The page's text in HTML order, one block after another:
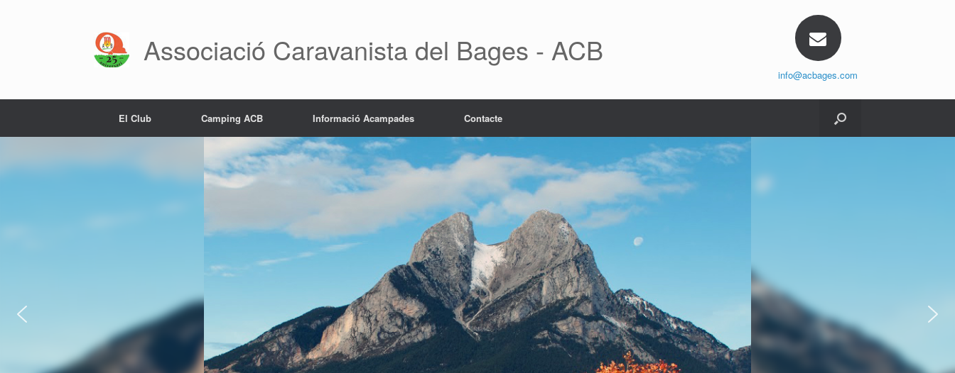
Associació Caravanista del Bages - ACB
info@acbages.com
El Club Camping ACB Informació Acampades Contacte